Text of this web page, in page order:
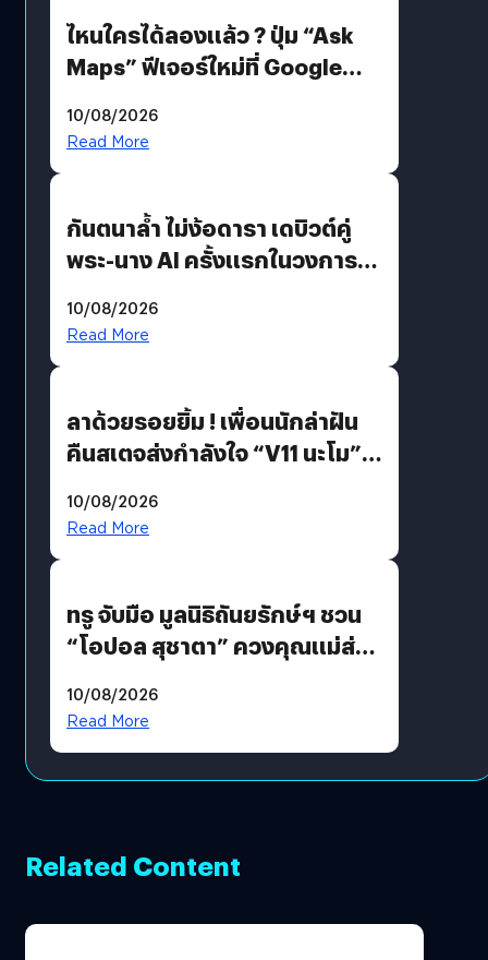
ไหนใครได้ลองแล้ว ? ปุ่ม “Ask
Maps” ฟีเจอร์ใหม่ที่ Google
คุยกับแผนที่ได้แล้ว
10/08/2026
Read More
กันตนาล้ำ ไม่ง้อดารา เดบิวต์คู่
พระ-นาง AI ครั้งแรกในวงการ
10/08/2026
Read More
ลาด้วยรอยยิ้ม ! เพื่อนนักล่าฝัน
คืนสเตจส่งกำลังใจ “V11 นะโม”
รักแน่นฮอลล์
10/08/2026
Read More
ทรู จับมือ มูลนิธิถันยรักษ์ฯ ชวน
“โอปอล สุชาตา” ควงคุณแม่ส่ง
เติมเต็มความหมายวันแม่ปีนี้
10/08/2026
Read More
Related Content